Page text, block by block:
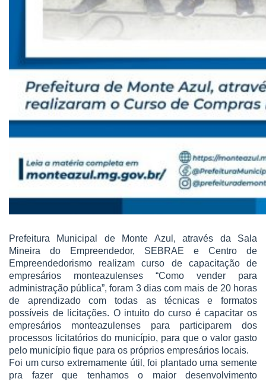
Prefeitura Municipal de Monte Azul, através da Sala
Mineira do Empreendedor, SEBRAE e Centro de
Empreendedorismo realizam curso de capacitação de
empresários monteazulenses “Como vender para
administração pública”, foram 3 dias com mais de 20 horas
de aprendizado com todas as técnicas e formatos
possíveis de licitações. O intuito do curso é capacitar os
empresários monteazulenses para participarem dos
processos licitatórios do município, para que o valor gasto
pelo município fique para os próprios empresários locais.
Foi um curso extremamente útil, foi plantado uma semente
pra fazer que tenhamos o maior desenvolvimento